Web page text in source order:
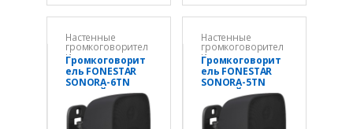
Настенные
громкоговорител
и
Громкоговорит
ель FONESTAR
SONORA-6TN
ЧЕРНЫЙ
Настенные
громкоговорител
и
Громкоговорит
ель FONESTAR
SONORA-5TN
ЧЕРНЫЙ